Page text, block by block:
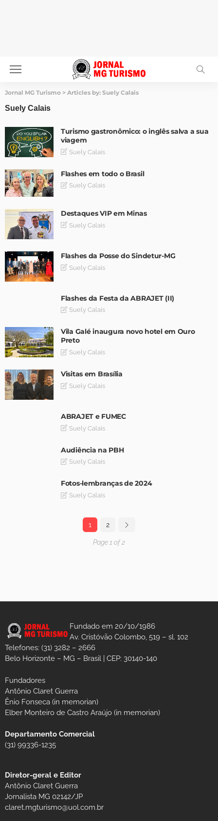
Jornal MG Turismo > Articles by: Suely Calais
Suely Calais
Turismo gastronômico: o inglês salva a sua
viagem
Suely Calais
Flashes em todo o Brasil
Suely Calais
Destaques VIP em Minas
Suely Calais
Flashes da Posse do Sindetur-MG
Suely Calais
Flashes da Festa da ABRAJET (II)
Suely Calais
Vila Galé inaugura novo hotel em Ouro
Preto
Suely Calais
Visitas em Brasília
Suely Calais
ABRAJET e FUMEC
Suely Calais
Audiência na PBH
Suely Calais
Fotos-lembranças de 2024
Suely Calais
1 2
Page 1 of 2
Fundado em 20/10/1986
Av. Cristóvão Colombo, 519 – sl. 102
Telefones: (31) 3282 – 2666
Belo Horizonte – MG – Brasil | CEP: 30140-140
Fundadores
Antônio Claret Guerra
Ênio Fonseca (in memorian)
Elber Monteiro de Castro Araújo (in memorian)
Departamento Comercial
(31) 99336-1235
Diretor-geral e Editor
Antônio Claret Guerra
Jornalista MG 02142/JP
claret.mgturismo@uol.com.br